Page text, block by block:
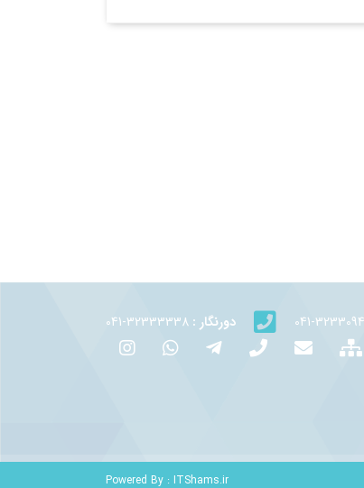
دورنگار : 32333338-041
Powered By : ITShams.ir